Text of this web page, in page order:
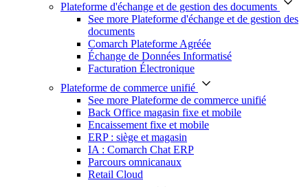
Plateforme d'échange et de gestion des documents
See more Plateforme d'échange et de gestion des
documents
Comarch Plateforme Agréée
Échange de Données Informatisé
Facturation Électronique
Plateforme de commerce unifié
See more Plateforme de commerce unifié
Back Office magasin fixe et mobile
Encaissement fixe et mobile
ERP : siège et magasin
IA : Comarch Chat ERP
Parcours omnicanaux
Retail Cloud